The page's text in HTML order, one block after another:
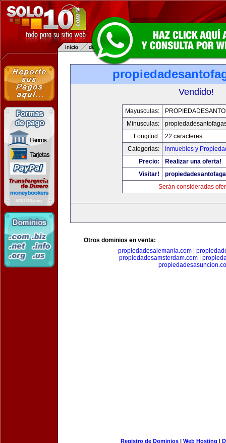
Vendido!
Mayusculas:
Minusculas:
Longitud:
22 caracteres
Categorias:
Inmuebles y
Precio:
Realizar una oferta!
Visitar!
Serán consideradas
Otros dominios en venta:
propiedadesalemania.com
propiedadesamsterdam.com|
Registro de Dominios| Web Hosting |